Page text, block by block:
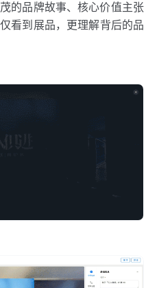
的品牌故事、核心价值主张
看到展品，更理解背后的品